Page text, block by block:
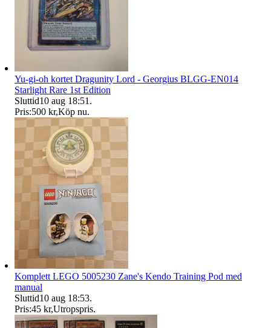
Yu-gi-oh kortet Dragunity Lord - Georgius BLGG-EN014
Starlight Rare 1st Edition
Sluttid10 aug 18:51 .
Pris:500 kr,Köp nu.
Komplett LEGO 5005230 Zane's Kendo Training Pod med
manual
Sluttid10 aug 18:53.
Pris:45 kr,Utropspris.